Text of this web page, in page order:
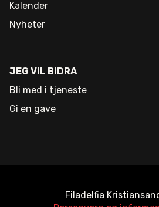
Kalender
Nyheter
JEG VIL BIDRA
Bli med i tjeneste
Gi en gave
Filadelfia